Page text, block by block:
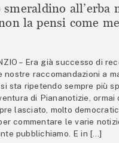
smeraldino all’erba
la pensi come
– Era già successo di
nostre raccomandazioni a
sta ripetendo sempre più
di Piananotizie, ormai
lasciato, molto
commentare le varie
pubblichiamo. E in […]